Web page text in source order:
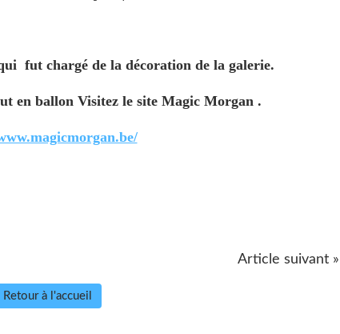
fut chargé de la décoration de la galerie.
en ballon Visitez le site Magic Morgan .
Article suivant »
Retour à l'accueil